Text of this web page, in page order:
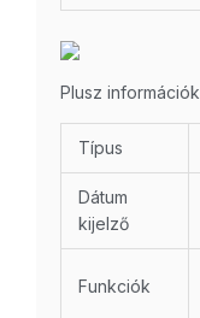
Plusz információk
Típus
Dátum
kijelző
Funkciók